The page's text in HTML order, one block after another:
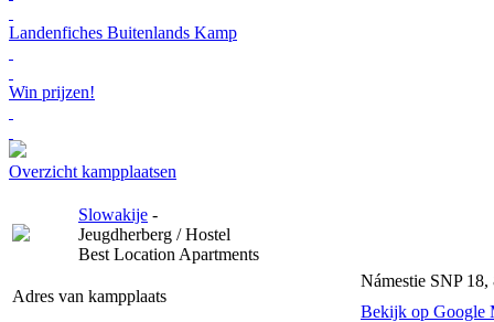
Landenfiches Buitenlands Kamp
Win prijzen!
Overzicht kampplaatsen
Slowakije -
Jeugdherberg / Hostel
Best Location Apartments
Adres van kampplaats
Námestie SNP
Bekijk op Google